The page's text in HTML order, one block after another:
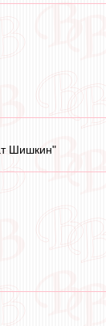
Шишкин"